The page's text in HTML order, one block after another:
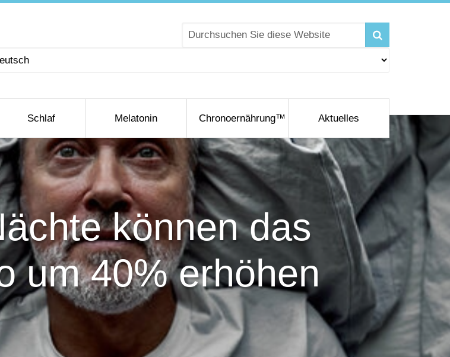
Schlaf Melatonin Chronoernährung™ Aktuelles
können das
um 40% erhöhen